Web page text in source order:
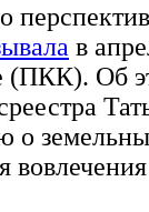
в
(ПКК). Об
о